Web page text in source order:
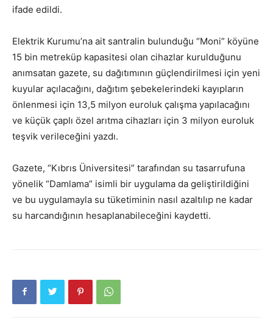
ifade edildi.
Elektrik Kurumu’na ait santralin bulunduğu “Moni” köyüne
15 bin metreküp kapasitesi olan cihazlar kurulduğunu
anımsatan gazete, su dağıtımının güçlendirilmesi için yeni
kuyular açılacağını, dağıtım şebekelerindeki kayıpların
önlenmesi için 13,5 milyon euroluk çalışma yapılacağını
ve küçük çaplı özel arıtma cihazları için 3 milyon euroluk
teşvik verileceğini yazdı.
Gazete, “Kıbrıs Üniversitesi” tarafından su tasarrufuna
yönelik “Damlama” isimli bir uygulama da geliştirildiğini
ve bu uygulamayla su tüketiminin nasıl azaltılıp ne kadar
su harcandığının hesaplanabileceğini kaydetti.